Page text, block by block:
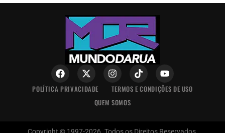
POLÍTICA PRIVACIDADE
TERMOS E CONDIÇÕES DE USO
QUEM SOMOS